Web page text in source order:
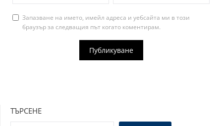
Запазване на името, имейл адреса и уебсайта ми в този
браузър за следващия път когато коментирам.
ТЪРСЕНЕ